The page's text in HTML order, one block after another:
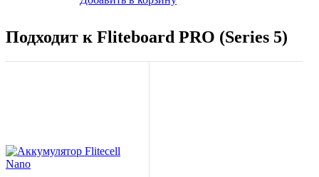
Подходит к Fliteboard PRO (Series 5)